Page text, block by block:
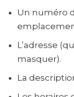
Un numéro
L’adresse
masquer).
La